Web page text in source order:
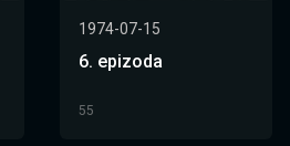
1974-07-15
6. epizoda
55